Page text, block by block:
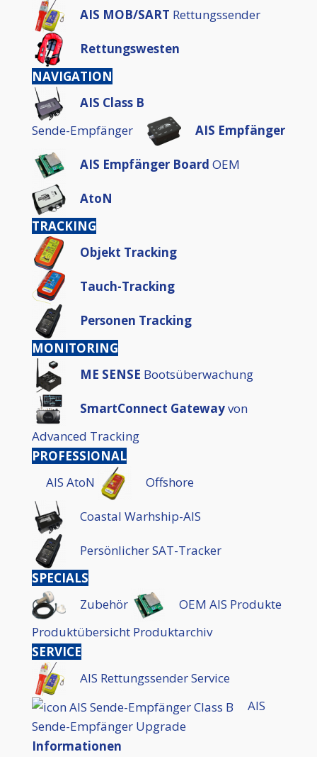
AIS MOB/SART Rettungssender
Rettungswesten
NAVIGATION
AIS Class B
Sende-Empfänger
AIS Empfänger
AIS Empfänger Board OEM
AtoN
TRACKING
Objekt Tracking
Tauch-Tracking
Personen Tracking
MONITORING
ME SENSE Bootsüberwachung
SmartConnect Gatewayvon
Advanced Tracking
PROFESSIONAL
AIS AtoN
Offshore
Coastal Warhship-AIS
Persönlicher SAT-Tracker
SPECIALS
Zubehör
OEM AIS Produkte
Produktübersicht Produktarchiv
SERVICE
AIS Rettungssender Service
AIS
Sende-Empfänger Upgrade
Informationen